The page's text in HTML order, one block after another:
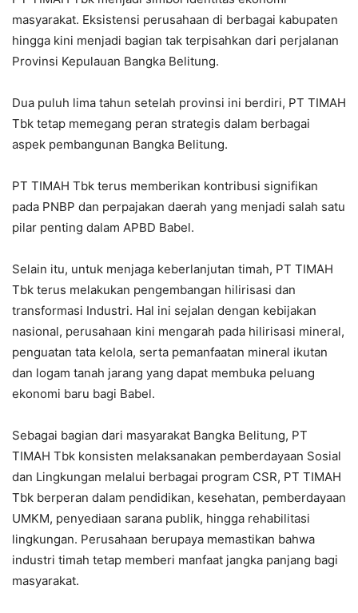
masyarakat. Eksistensi perusahaan di berbagai kabupaten
hingga kini menjadi bagian tak terpisahkan dari perjalanan
Provinsi Kepulauan Bangka Belitung.
Dua puluh lima tahun setelah provinsi ini berdiri, PT TIMAH
Tbk tetap memegang peran strategis dalam berbagai
aspek pembangunan Bangka Belitung.
PT TIMAH Tbk terus memberikan kontribusi signifikan
pada PNBP dan perpajakan daerah yang menjadi salah satu
pilar penting dalam APBD Babel.
Selain itu, untuk menjaga keberlanjutan timah, PT TIMAH
Tbk terus melakukan pengembangan hilirisasi dan
transformasi Industri. Hal ini sejalan dengan kebijakan
nasional, perusahaan kini mengarah pada hilirisasi mineral,
penguatan tata kelola, serta pemanfaatan mineral ikutan
dan logam tanah jarang yang dapat membuka peluang
ekonomi baru bagi Babel.
Sebagai bagian dari masyarakat Bangka Belitung, PT
TIMAH Tbk konsisten melaksanakan pemberdayaan Sosial
dan Lingkungan melalui berbagai program CSR, PT TIMAH
Tbk berperan dalam pendidikan, kesehatan, pemberdayaan
UMKM, penyediaan sarana publik, hingga rehabilitasi
lingkungan. Perusahaan berupaya memastikan bahwa
industri timah tetap memberi manfaat jangka panjang bagi
masyarakat.